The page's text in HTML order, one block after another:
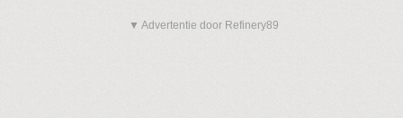
▼ Advertentie door Refinery89